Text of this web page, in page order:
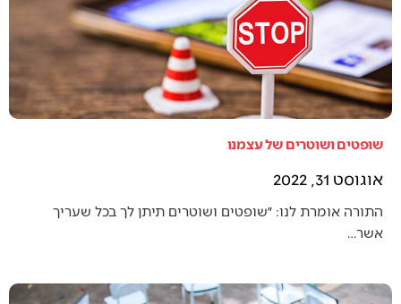
שופטים ושוטרים של עצמנו
אוגוסט 31, 2022
התורה אומרת לנו: ״שופטים ושוטרים תיתן לך בכל שעריך
אשר…